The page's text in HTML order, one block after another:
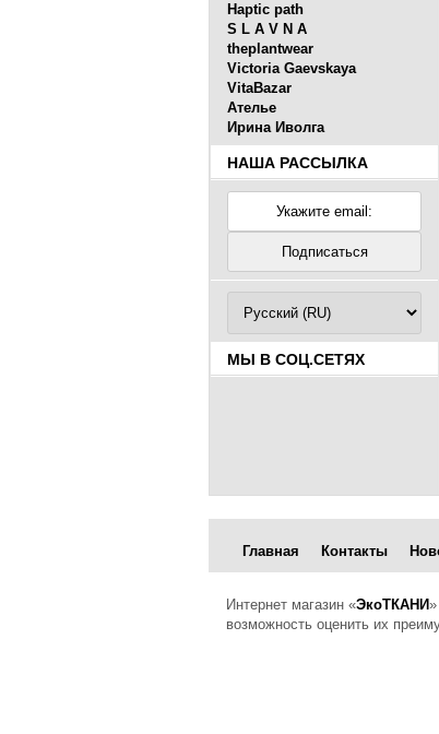
Haptic path
S L A V N A
theplantwear
Victoria Gaevskaya
VitaBazar
Ателье
Ирина Иволга
НАША РАССЫЛКА
МЫ В СОЦ.СЕТЯХ
Главная Контакты
Интернет магазин «ЭкоТКАНИ
возможность оценить их